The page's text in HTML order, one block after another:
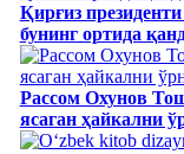
Қирғиз
бунинг ортида
Рассом Охунов
яcаган ҳайкални